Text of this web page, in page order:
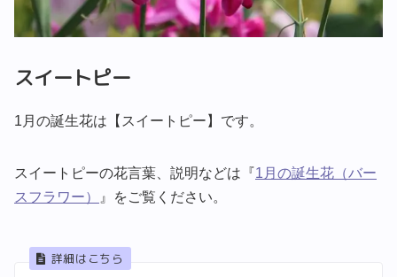
スイートピー
1月の誕生花は【スイートピー】です。
スイートピーの花言葉、説明などは『1月の誕生花（バー
スフラワー）
』をご覧ください。